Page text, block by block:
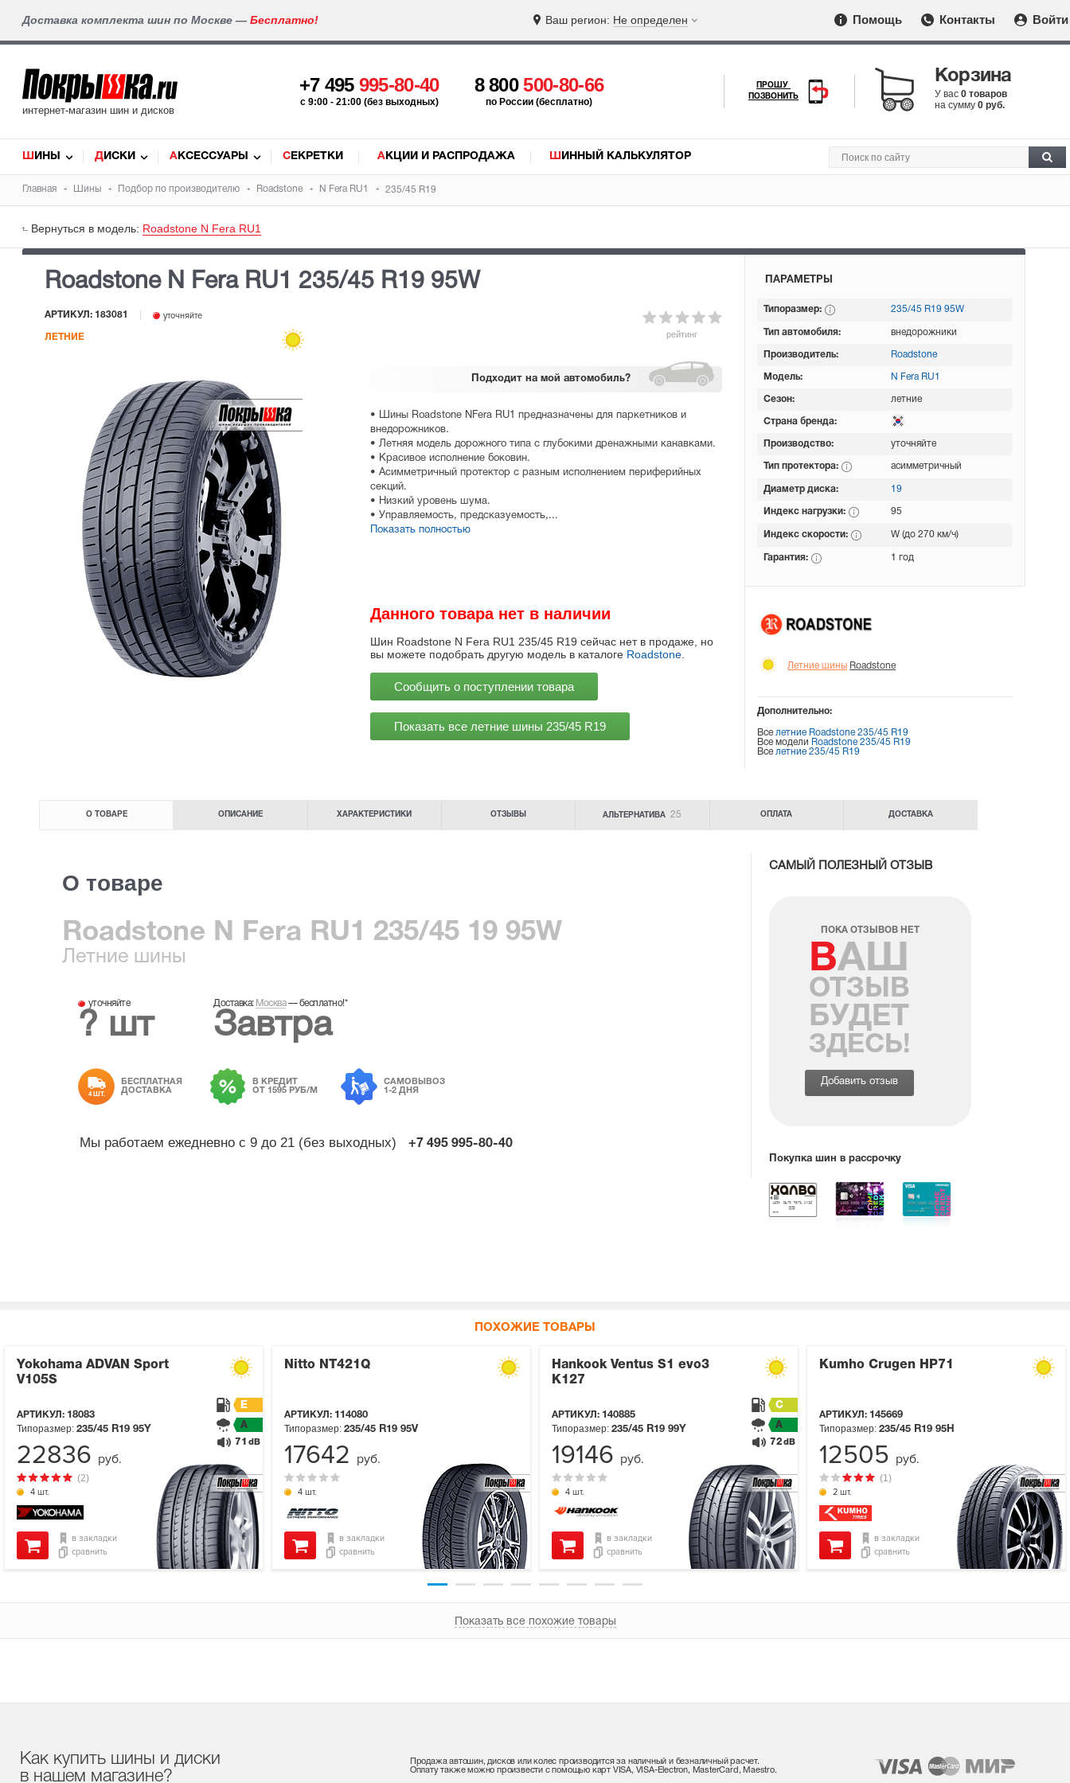
Доставка комплекта шин по Москве — Бесплатно! Ваш регион: Не определен Помощь Контакты Войти
интернет-магазин шин и дисков
+7 495 995-80-40
c 9:00 - 21:00 (без выходных)
8 800500-80-66
по России (бесплатно)
ПРОШУ
ПОЗВОНИТЬ
Корзина
У вас 0 товаров
на сумму 0 руб.
ШИНЫ ДИСКИ АКСЕССУАРЫ СЕКРЕТКИ АКЦИИ И РАСПРОДАЖА ШИННЫЙ КАЛЬКУЛЯТОР
Главная Шины Подбор по производителю Roadstone N Fera RU1 235/45 R19
Вернуться в модель: Roadstone N Fera RU1
Roadstone N Fera RU1 235/45 R19 95W
рейтинг
АРТИКУЛ: 183081 уточняйте
ЛЕТНИЕ
Подходит на мой автомобиль?
• Шины Roadstone NFera RU1 предназначены для паркетников и
внедорожников.
• Летняя модель дорожного типа с глубокими дренажными канавками.
• Красивое исполнение боковин.
• Асимметричный протектор с разным исполнением периферийных
секций.
• Низкий уровень шума.
• Управляемость, предсказуемость,...
Показать полностью
Данного товара нет в наличии
Шин Roadstone N Fera RU1 235/45 R19 сейчас нет в продаже, но
вы можете подобрать другую модель в каталоге Roadstone.
Сообщить о поступлении товара
Показать все летние шины 235/45 R19
ПАРАМЕТРЫ
Типоразмер: 235/45 R19 95W
Тип автомобиля: внедорожники
Производитель: Roadstone
Модель: N Fera RU1
Сезон: летние
Страна бренда:
Производство: уточняйте
Тип протектора: асимметричный
Диаметр диска: 19
Индекс нагрузки: 95
Индекс скорости: W (до 270 км/ч)
Гарантия: 1 год
Летние шины Roadstone
Дополнительно:
Все летние Roadstone 235/45 R19
Все модели Roadstone 235/45 R19
Все летние 235/45 R19
О ТОВАРЕ ОПИСАНИЕ ХАРАКТЕРИСТИКИ ОТЗЫВЫ АЛЬТЕРНАТИВА 25 ОПЛАТА ДОСТАВКА
О товаре
Roadstone N Fera RU1 235/45 19 95W
Летние шины
уточняйте
? шт
Доставка: Москва—бесплатно!*
Завтра
4 ШТ.
БЕСПЛАТНАЯ
ДОСТАВКА
В КРЕДИТ
ОТ 1595 РУБ/М
САМОВЫВОЗ
1-2 ДНЯ
Мы работаем ежедневно с 9 до 21 (без выходных) +7 495 995-80-40
САМЫЙ ПОЛЕЗНЫЙ ОТЗЫВ
ПОКА ОТЗЫВОВ НЕТ
ВАШ
ОТЗЫВ
БУДЕТ
ЗДЕСЬ!
Добавить отзыв
Покупка шин в рассрочку
ПОХОЖИЕ ТОВАРЫ
Yokohama ADVAN Sport
V105S
АРТИКУЛ: 18083
4 шт.
(2)
Типоразмер: 235/45 R19 95Y
E
A
71 dB
в закладки
сравнить
22836 руб.
Nitto NT421Q
АРТИКУЛ: 114080
4 шт.
Типоразмер: 235/45 R19 95V
в закладки
сравнить
17642 руб.
Hankook Ventus S1 evo3
K127
АРТИКУЛ: 140885
4 шт.
Типоразмер: 235/45 R19 99Y
C
A
72 dB
в закладки
сравнить
19146 руб.
Kumho Crugen HP71
АРТИКУЛ: 145669
2 шт.
(1)
Типоразмер: 235/45 R19 95H
в закладки
сравнить
12505 руб.
Показать все похожие товары
Как купить шины и диски
в нашем магазине?
Продажа автошин, дисков или колес производится за наличный и безналичный расчет.
Оплату также можно произвести с помощью карт VISA, VISA-Electron, MasterCard, Maestro.